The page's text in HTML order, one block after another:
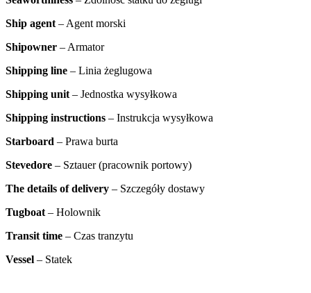
Ship agent – Agent morski
Shipowner – Armator
Shipping line – Linia żeglugowa
Shipping unit – Jednostka wysyłkowa
Shipping instructions – Instrukcja wysyłkowa
Starboard – Prawa burta
Stevedore – Sztauer (pracownik portowy)
The details of delivery – Szczegóły dostawy
Tugboat – Holownik
Transit time – Czas tranzytu
Vessel – Statek